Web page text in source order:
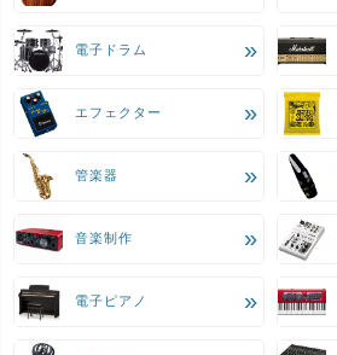
電子ドラム
エフェクター
管楽器
音楽制作
電子ピアノ